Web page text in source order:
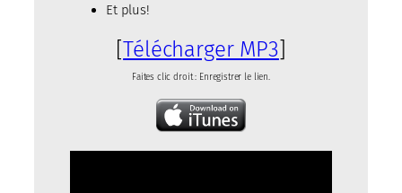
Et plus!
[Télécharger MP3]
Faites clic droit : Enregistrer le lien.